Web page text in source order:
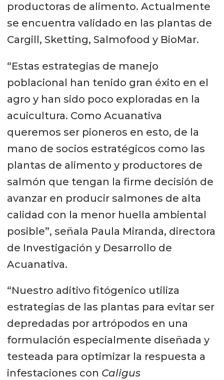
modelamiento matemático sugiere
que la combinación de estrategias,
tienen un mejor desempeño que
modelos ayudan a entender como
diferentes factores interactúan para
determinar la respuesta que
ejecutará el hospedero frente a la
infestación.
El éxito de la gestión integrada
depende de la consideración
cuidadosa de los contextos locales y
la naturaleza dinámica de las
interacciones entre parásitos y
huéspedes. Por lo tanto, la
prevención desempeña un papel
las respuestas del hospedador a las
infecciones parasitarias.
productos comerciales, con soporte
experto de los grupos de
investigación y su experiencia, que
se acopla a la experiencia del equipo
de I+D de Acuanativa.
productoras de alimento. Actualmente
se encuentra validado en las plantas de
Cargill, Sketting, Salmofood y BioMar.
“Estas estrategias de manejo
poblacional han tenido gran éxito en el
agro y han sido poco exploradas en la
acuicultura. Como Acuanativa
queremos ser pioneros en esto, de la
mano de socios estratégicos como las
plantas de alimento y productores de
salmón que tengan la firme decisión de
avanzar en producir salmones de alta
calidad con la menor huella ambiental
posible”, señala Paula Miranda, directora
de Investigación y Desarrollo de
Acuanativa.
“Nuestro aditivo fitógenico utiliza
estrategias de las plantas para evitar ser
depredadas por artrópodos en una
formulación especialmente diseñada y
testeada para optimizar la respuesta a
infestaciones con Caligus